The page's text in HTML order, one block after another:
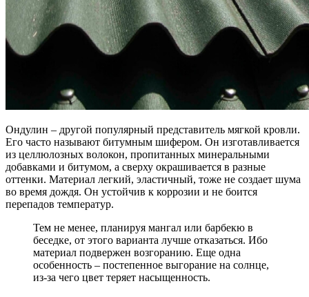
Ондулин – другой популярный представитель мягкой кровли.
Его часто называют битумным шифером. Он изготавливается
из целлюлозных волокон, пропитанных минеральными
добавками и битумом, а сверху окрашивается в разные
оттенки. Материал легкий, эластичный, тоже не создает шума
во время дождя. Он устойчив к коррозии и не боится
перепадов температур.
Тем не менее, планируя мангал или барбекю в
беседке, от этого варианта лучше отказаться. Ибо
материал подвержен возгоранию. Еще одна
особенность – постепенное выгорание на солнце,
из-за чего цвет теряет насыщенность.